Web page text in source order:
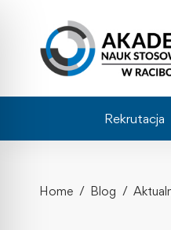
Rekrutacja
Home Blog